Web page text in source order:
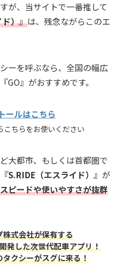
が、当サイトで一番推して
）』は、残念ながらこのエ
ーを呼ぶなら、全国の幅広
GO』がおすすめです。
ールはこちら
ちらをお使いください
大都市、もしくは首都圏で
『S.RIDE（エスライド）』 が
ピードや使いやすさが抜群
式会社が保有する
発した次世代配車アプリ！
クシーがスグに来る！